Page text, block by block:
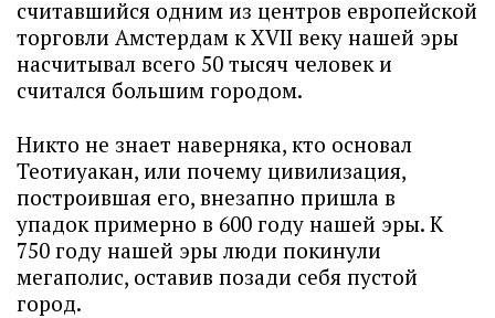
считавшийся одним из центров европейской
торговли Амстердам к XVII веку нашей эры
насчитывал всего 50 тысяч человек и
считался большим городом.
Никто не знает наверняка, кто основал
Теотиуакан, или почему цивилизация,
построившая его, внезапно пришла в
упадок примерно в 600 году нашей эры. К
750 году нашей эры люди покинули
мегаполис, оставив позади себя пустой
город.